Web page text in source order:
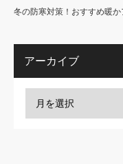
冬の防寒対策！おすすめ暖
アーカイブ